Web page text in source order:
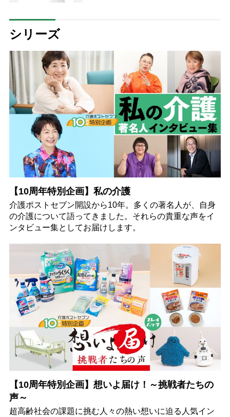
シリーズ
【10周年特別企画】私の介護
介護ポストセブン開設から10年。多くの著名人が、自身
の介護について語ってきました。それらの貴重な声をイ
ンタビュー集としてお届けします。
【10周年特別企画】想いよ届け！～挑戦者たちの
声～
超高齢社会の課題に挑む人々の熱い想いに迫る人気イン